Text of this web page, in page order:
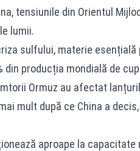
tensiunile din Orientul
lumii.
sulfului, materie
din producția mondială de
Ormuz au afectat
mult după ce China a
aproape la